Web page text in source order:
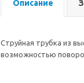
Описание
Струйная трубка из
возможностью